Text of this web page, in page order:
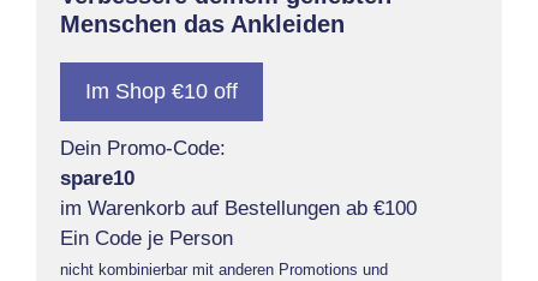
Menschen das Ankleiden
Im Shop €10 off
Dein Promo-Code:
spare10
im Warenkorb auf Bestellungen ab €100
Ein Code je Person
nicht kombinierbar mit anderen Promotions und